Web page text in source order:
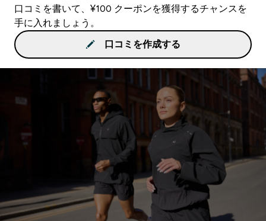
口コミを書いて、¥100 クーポンを獲得するチャンスを
手に入れましょう。
口コミを作成する